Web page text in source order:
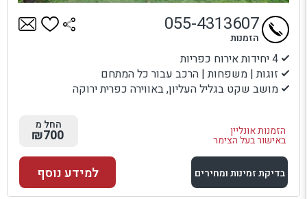
4 יחידות אירוח כפריות
זוגות | משפחות | הרכב עבור כל המתחם
מושב שקט בגליל העליון, באווירה כפרית ירוקה
הזמנות אונליין
באישור בעל הצימר
055-4313607
הזמנות
החל מ
₪700
בדיקת זמינות ומחירים למידע נוסף